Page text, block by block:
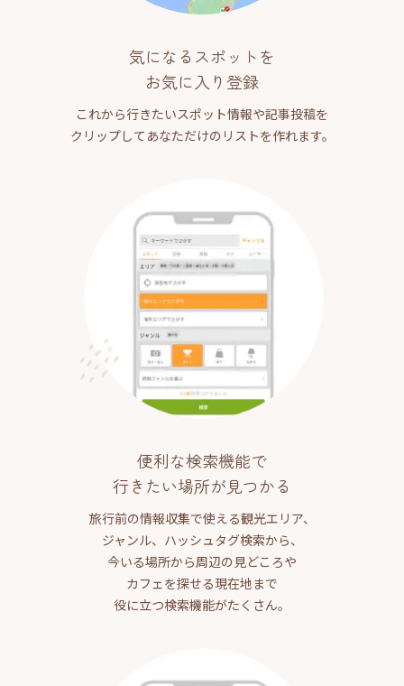
気になるスポットを
お気に入り登録
これから行きたいスポット情報や記事投稿を
クリップしてあなただけのリストを作れます。
便利な検索機能で
行きたい場所が見つかる
旅行前の情報収集で使える観光エリア、
ジャンル、ハッシュタグ検索から、
今いる場所から周辺の見どころや
カフェを探せる現在地まで
役に立つ検索機能がたくさん。